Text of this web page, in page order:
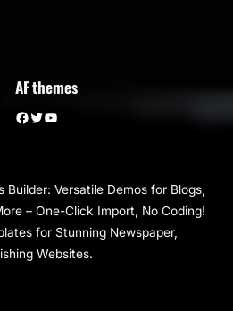
AF themes
Facebook Twitter YouTube
Builder: Versatile Demos for Blogs,
– One-Click Import, No Coding!
for Stunning Newspaper,
Websites.